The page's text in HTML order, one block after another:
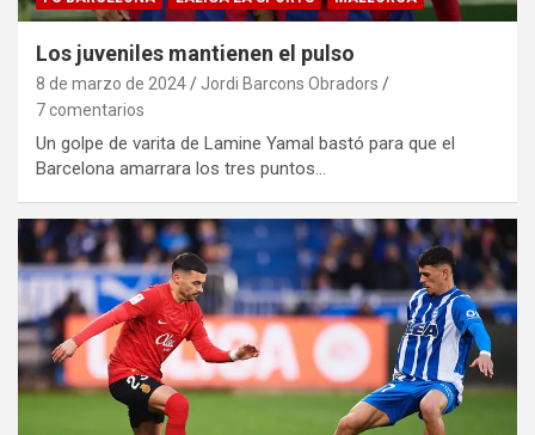
Los juveniles mantienen el pulso
8 de marzo de 2024
Jordi Barcons Obradors
7 comentarios
Un golpe de varita de Lamine Yamal bastó para que el
Barcelona amarrara los tres puntos…